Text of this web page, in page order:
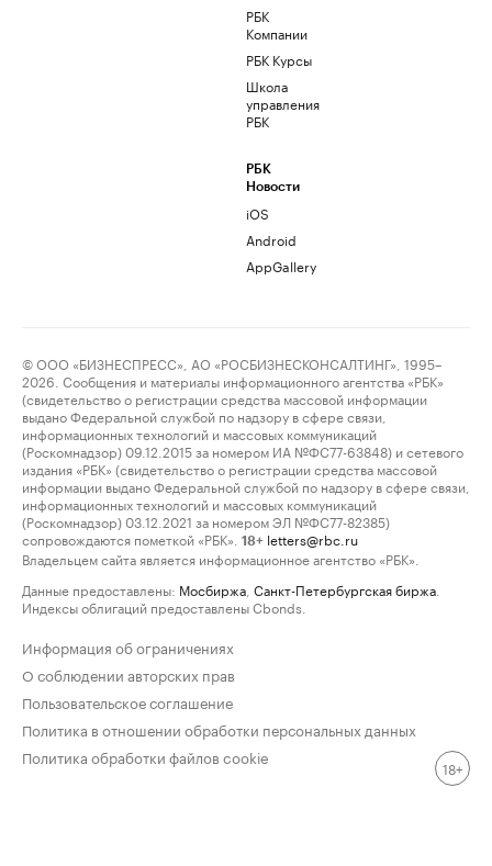
РБК
Компании
РБК Курсы
Школа
управления
РБК
РБК
Новости
iOS
Android
AppGallery
© ООО «БИЗНЕСПРЕСС», АО «РОСБИЗНЕСКОНСАЛТИНГ», 1995–
2026. Сообщения и материалы информационного агентства «РБК»
(свидетельство о регистрации средства массовой информации
выдано Федеральной службой по надзору в сфере связи,
информационных технологий и массовых коммуникаций
(Роскомнадзор) 09.12.2015 за номером ИА №ФС77-63848) и сетевого
издания «РБК» (свидетельство о регистрации средства массовой
информации выдано Федеральной службой по надзору в сфере связи,
информационных технологий и массовых коммуникаций
(Роскомнадзор) 03.12.2021 за номером ЭЛ №ФС77-82385)
сопровождаются пометкой «РБК».
18+ letters@rbc.ru
Владельцем сайта является информационное агентство «РБК».
Данные предоставлены: Мосбиржа Санкт-Петербургская биржа
Индексы облигаций предоставлены Cbonds.
Информация об ограничениях
О соблюдении авторских прав
Пользовательское соглашение
Политика в отношении обработки персональных данных
Политика обработки файлов cookie
18+